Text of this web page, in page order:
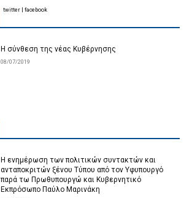
Η σύνθεση της νέας Κυβέρνησης
08/07/2019
twitter facebook
Η ενημέρωση των πολιτικών συντακτών και
ανταποκριτών ξένου Τύπου από τον Υφυπουργό
παρά τω Πρωθυπουργώ και Κυβερνητικό
Εκπρόσωπο Παύλο Μαρινάκη